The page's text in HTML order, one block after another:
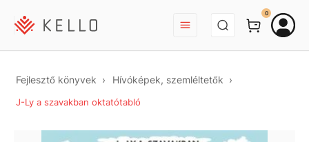
BEJELENTKEZÉS
0
Fejlesztő könyvek Hívóképek, szemléltetők
J-Ly a szavakban oktatótabló